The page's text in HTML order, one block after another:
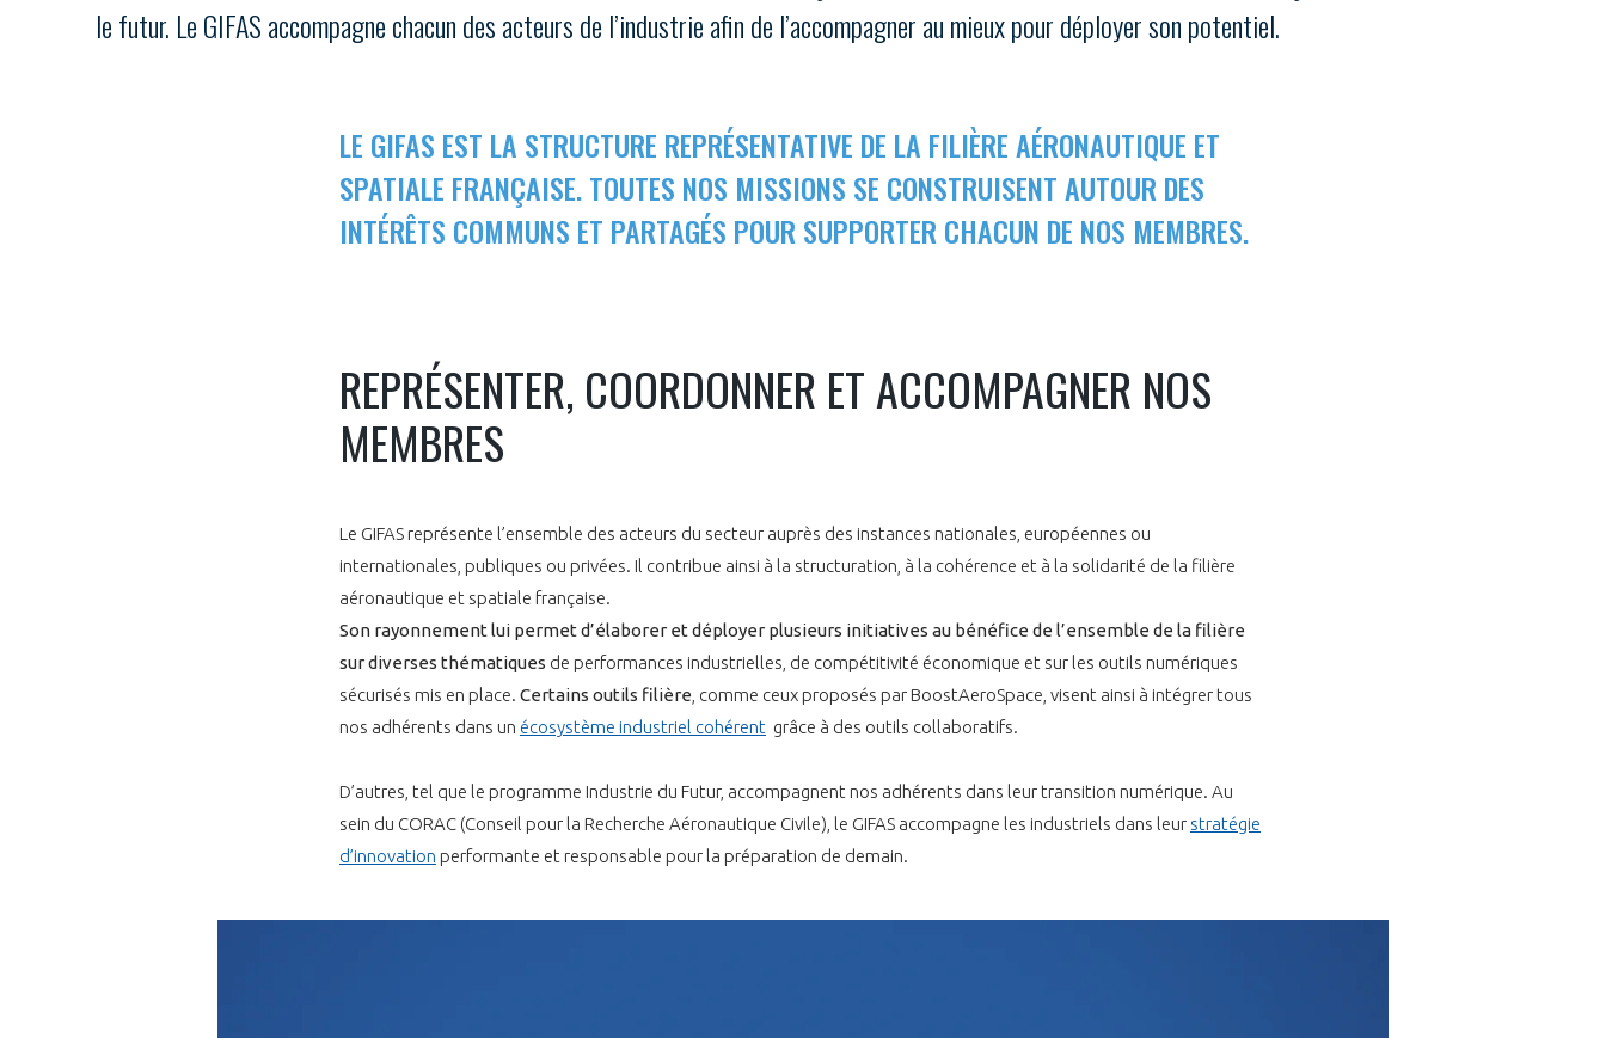
le futur. Le GIFAS accompagne chacun des acteurs de l’industrie afin de l’accompagner au mieux pour déployer son potentiel.
LE GIFAS EST LA STRUCTURE REPRÉSENTATIVE DE LA FILIÈRE AÉRONAUTIQUE ET
SPATIALE FRANÇAISE. TOUTES NOS MISSIONS SE CONSTRUISENT AUTOUR DES
INTÉRÊTS COMMUNS ET PARTAGÉS POUR SUPPORTER CHACUN DE NOS MEMBRES.
REPRÉSENTER, COORDONNER ET ACCOMPAGNER NOS
MEMBRES
Le GIFAS représente l’ensemble des acteurs du secteur auprès des instances nationales, européennes ou
internationales, publiques ou privées. Il contribue ainsi à la structuration, à la cohérence et à la solidarité de la filière
aéronautique et spatiale française.
Son rayonnement lui permet d’élaborer et déployer plusieurs initiatives au bénéfice de l’ensemble de la filière
sur diverses thématiques de performances industrielles, de compétitivité économique et sur les outils numériques
sécurisés mis en place. Certains outils filière , comme ceux proposés par BoostAeroSpace, visent ainsi à intégrer tous
nos adhérents dans un écosystème industriel cohérent grâce à des outils collaboratifs.
D’autres, tel que le programme Industrie du Futur, accompagnent nos adhérents dans leur transition numérique. Au
sein du CORAC (Conseil pour la Recherche Aéronautique Civile), le GIFAS accompagne les industriels dans leur stratégie
d’innovation performante et responsable pour la préparation de demain.